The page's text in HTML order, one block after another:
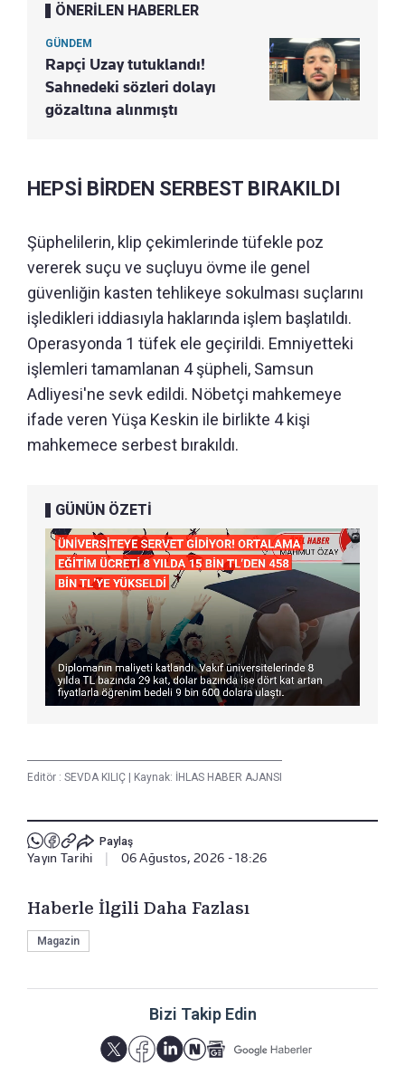
ÖNERİLEN HABERLER
GÜNDEM
Rapçi Uzay tutuklandı!
Sahnedeki sözleri dolayı
gözaltına alınmıştı
HEPSİ BİRDEN SERBEST BIRAKILDI
Şüphelilerin, klip çekimlerinde tüfekle poz
vererek suçu ve suçluyu övme ile genel
güvenliğin kasten tehlikeye sokulması suçlarını
işledikleri iddiasıyla haklarında işlem başlatıldı.
Operasyonda 1 tüfek ele geçirildi. Emniyetteki
işlemleri tamamlanan 4 şüpheli, Samsun
Adliyesi'ne sevk edildi. Nöbetçi mahkemeye
ifade veren Yüşa Keskin ile birlikte 4 kişi
mahkemece serbest bırakıldı.
GÜNÜN ÖZETİ
Editör : SEVDA KILIÇ | Kaynak: İHLAS HABER AJANSI
Paylaş
Yayın Tarihi | 06 Ağustos, 2026 - 18:26
Haberle İlgili Daha Fazlası
Magazin
Bizi Takip Edin